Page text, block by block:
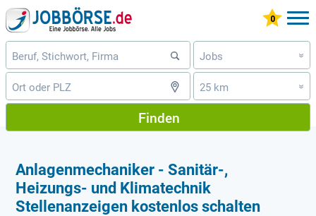
Jobs »
25 km »
Finden
Anlagenmechaniker - Sanitär-,
Heizungs- und Klimatechnik
Stellenanzeigen kostenlos schalten